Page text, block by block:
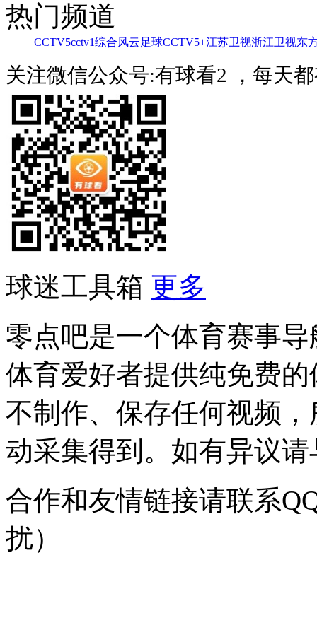
热门频道
CCTV5cctv1综合风云足球CCTV5+江苏卫视浙江卫视东
关注微信公众号:有球看2 ，每天
球迷工具箱 更多
零点吧是一个体育赛事
体育爱好者提供纯免费
不制作、保存任何视频
动采集得到。如有异议
合作和友情链接请联系
扰）